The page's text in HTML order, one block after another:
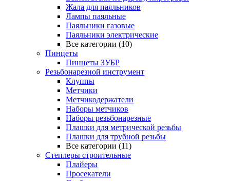
Жала для паяльников
Лампы паяльные
Паяльники газовые
Паяльники электрические
Все категории (10)
Пинцеты
Пинцеты ЗУБР
Резьбонарезной инструмент
Клуппы
Метчики
Метчикодержатели
Наборы метчиков
Наборы резьбонарезные
Плашки для метрической резьбы
Плашки для трубной резьбы
Все категории (11)
Степлеры строительные
Плайеры
Просекатели